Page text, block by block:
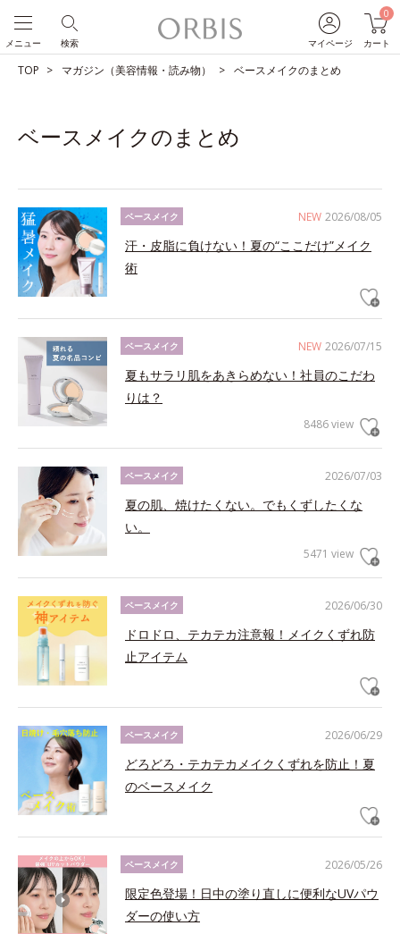
マイページ
0
カート
検索
メニュー
TOP マガジン（美容情報・読み物） ベースメイクのまとめ
ベースメイクのまとめ
NEW 2026/08/05
ベースメイク
汗・皮脂に負けない！夏の“ここだけ”メイク
術
NEW 2026/07/15
ベースメイク
夏もサラリ肌をあきらめない！社員のこだわ
りは？
8486 view
2026/07/03
ベースメイク
夏の肌、焼けたくない。でもくずしたくな
い。
5471 view
2026/06/30
ベースメイク
ドロドロ、テカテカ注意報！メイクくずれ防
止アイテム
2026/06/29
ベースメイク
どろどろ・テカテカメイクくずれを防止！夏
のベースメイク
2026/05/26
ベースメイク
限定色登場！日中の塗り直しに便利なUVパウ
ダーの使い方